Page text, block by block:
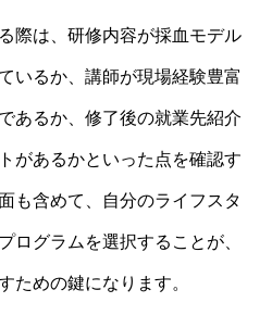
際は、研修内容が採血モデル
いるか、講師が現場経験豊富
あるか、修了後の就業先紹介
があるかといった点を確認す
も含めて、自分のライフスタ
ログラムを選択することが、
ための鍵になります。